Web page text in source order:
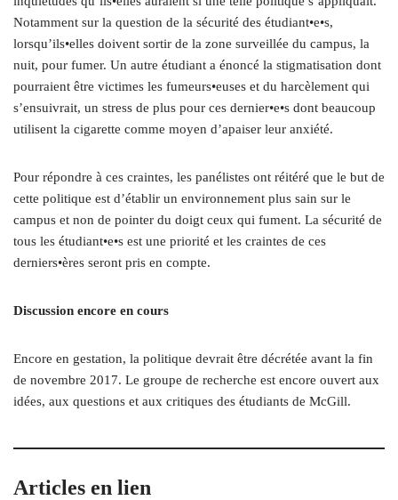
Notamment sur la question de la sécurité des étudiant•e•s,
lorsqu’ils•elles doivent sortir de la zone surveillée du campus, la
nuit, pour fumer. Un autre étudiant a énoncé la stigmatisation dont
pourraient être victimes les fumeurs•euses et du harcèlement qui
s’ensuivrait, un stress de plus pour ces dernier•e•s dont beaucoup
utilisent la cigarette comme moyen d’apaiser leur anxiété.
Pour répondre à ces craintes, les panélistes ont réitéré que le but de
cette politique est d’établir un environnement plus sain sur le
campus et non de pointer du doigt ceux qui fument. La sécurité de
tous les étudiant•e•s est une priorité et les craintes de ces
derniers•ères seront pris en compte.
Discussion encore en cours
Encore en gestation, la politique devrait être décrétée avant la fin
de novembre 2017. Le groupe de recherche est encore ouvert aux
idées, aux questions et aux critiques des étudiants de McGill.
Articles en lien